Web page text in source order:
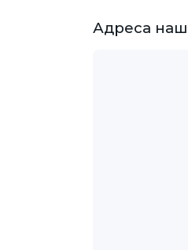
Адреса